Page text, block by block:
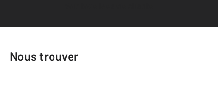
Voir tous les avis clients
Nous trouver